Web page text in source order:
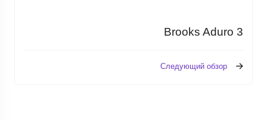
Brooks Aduro 3
Следующий обзор